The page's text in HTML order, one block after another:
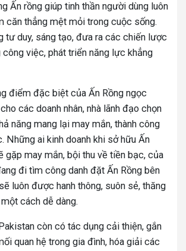
Ấn rồng giúp tinh thần người dùng luôn
căn thẳng mệt mỏi trong cuộc sống.
tư duy, sáng tạo, đưa ra các chiến lược
việc, phát triển năng lực khẳng
điểm đặc biệt của Ấn Rồng ngọc
các doanh nhân, nhà lãnh đạo chọn
năng mang lại may mắn, thành công
Những ai kinh doanh khi sở hữu Ấn
gặp may mắn, bội thu về tiền bạc, của
đi tìm công danh đặt Ấn Rồng bên
luôn được hanh thông, suôn sẻ, thăng
cách dễ dàng.
còn có tác dụng cải thiện, gắn
quan hệ trong gia đình, hóa giải các